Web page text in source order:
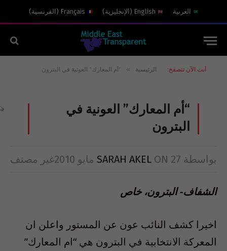
العربية English
( الإنجليزية)
Français
( الفرنسية)
أنت الآن تتصفح: الرئيسية » “أم المعارك” العونية في البترون
“أم المعارك” العونية في
البترون
بواسطة SARAH AKEL ON 27 مايو 2010 غير مصنف
الشفاف- البترون، خاص
اخيرا كشف النائب عون عن المستور واعلن ان
المعركة الانتخابية في البترون هي “ام المعارك”